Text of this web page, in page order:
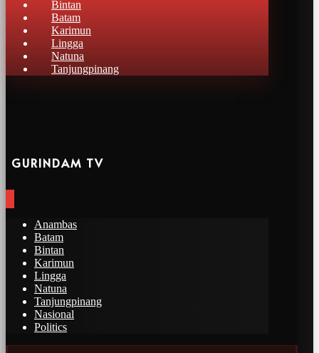
Bintan
Batam
Karimun
Lingga
Natuna
Tanjungpinang
GURINDAM TV
Anambas
Batam
Bintan
Karimun
Lingga
Natuna
Tanjungpinang
Nasional
Politics